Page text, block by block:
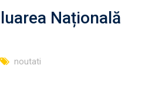
Națională
noutati